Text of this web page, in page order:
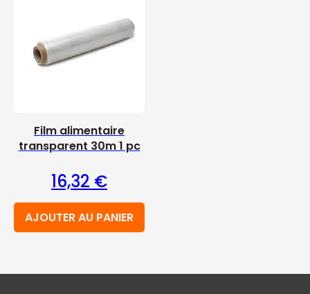
Film alimentaire
transparent 30m 1 pc
16,32 €
AJOUTER AU PANIER